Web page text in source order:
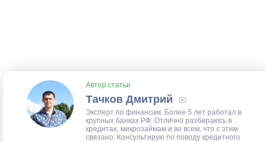
Автор статьи
Тачков Дмитрий
Эксперт по финансам. Более 5 лет работал в
крупных банках РФ. Отлично разбираюсь в
кредитах, микрозаймам и во всем, что с этим
связано. Консультирую по поводу кредитного